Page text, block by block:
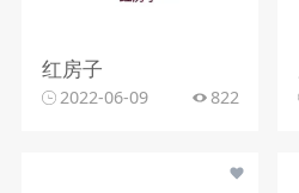
红房子
2022-06-09 822